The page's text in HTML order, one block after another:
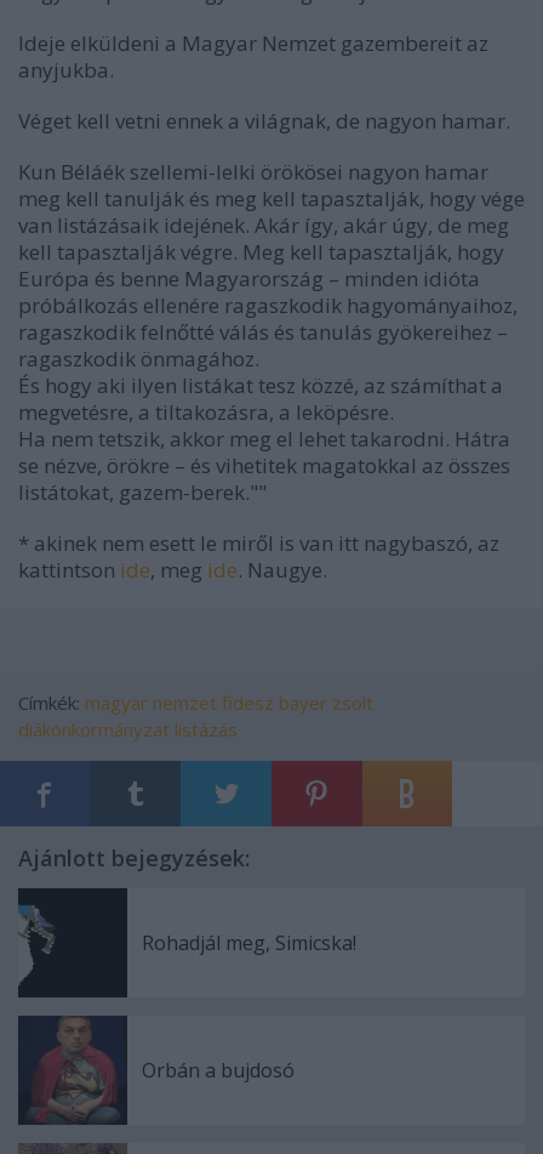
Ideje elküldeni a Magyar Nemzet gazembereit az
anyjukba.
Véget kell vetni ennek a világnak, de nagyon hamar.
Kun Béláék szellemi-lelki örökösei nagyon hamar
meg kell tanulják és meg kell tapasztalják, hogy vége
van listázásaik idejének. Akár így, akár úgy, de meg
kell tapasztalják végre. Meg kell tapasztalják, hogy
Európa és benne Magyarország – minden idióta
próbálkozás ellenére ragaszkodik hagyományaihoz,
ragaszkodik felnőtté válás és tanulás gyökereihez –
ragaszkodik önmagához.
És hogy aki ilyen listákat tesz közzé, az számíthat a
megvetésre, a tiltakozásra, a leköpésre.
Ha nem tetszik, akkor meg el lehet takarodni. Hátra
se nézve, örökre – és vihetitek magatokkal az összes
listátokat, gazem-berek.""
* akinek nem esett le miről is van itt nagybaszó, az
kattintson ide, meg ide. Naugye.
Címkék: magyar nemzet fidesz bayer zsolt
diákönkormányzat listázás
Ajánlott bejegyzések:
Rohadjál meg, Simicska!
Orbán a bujdosó